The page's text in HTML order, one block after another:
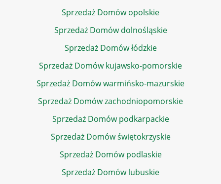
Sprzedaż Domów opolskie
Sprzedaż Domów dolnośląskie
Sprzedaż Domów łódzkie
Sprzedaż Domów kujawsko-pomorskie
Sprzedaż Domów warmińsko-mazurskie
Sprzedaż Domów zachodniopomorskie
Sprzedaż Domów podkarpackie
Sprzedaż Domów świętokrzyskie
Sprzedaż Domów podlaskie
Sprzedaż Domów lubuskie